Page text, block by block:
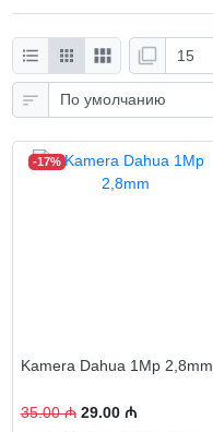
-17%
Kamera Dahua 1Mp 2,8mm
35.00 ₼ 29.00 ₼